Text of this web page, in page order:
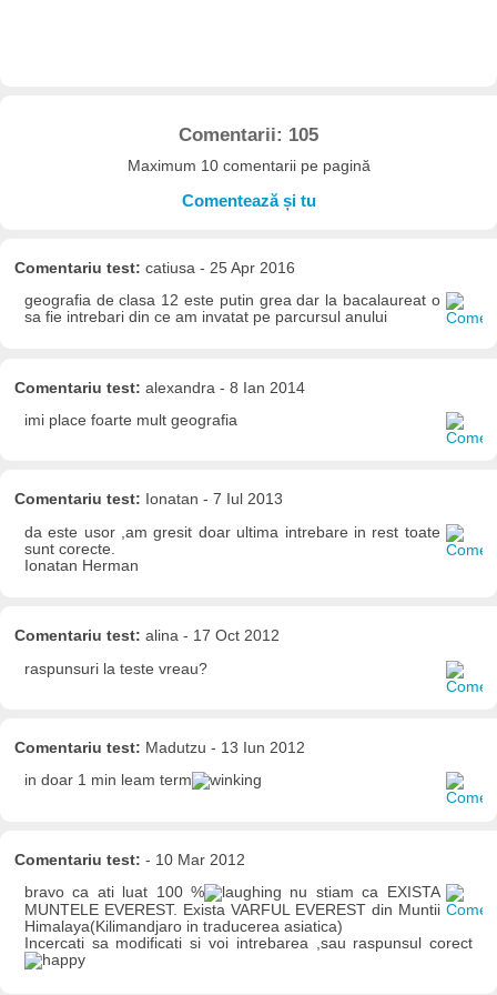
Comentarii: 105
Maximum 10 comentarii pe pagină
Comentează și tu
Comentariu test: catiusa - 25 Apr 2016
geografia de clasa 12 este putin grea dar la bacalaureat o
sa fie intrebari din ce am invatat pe parcursul anului
Comentariu test: alexandra - 8 Ian 2014
imi place foarte mult geografia
Comentariu test: Ionatan - 7 Iul 2013
da este usor ,am gresit doar ultima intrebare in rest toate
sunt corecte.
Ionatan Herman
Comentariu test: alina - 17 Oct 2012
raspunsuri la teste vreau?
Comentariu test: Madutzu - 13 Iun 2012
in doar 1 min leam term
Comentariu test: - 10 Mar 2012
bravo ca ati luat 100 %
nu stiam ca EXISTA
MUNTELE EVEREST. Exista VARFUL EVEREST din Muntii
Himalaya(Kilimandjaro in traducerea asiatica)
Incercati sa modificati si voi intrebarea ,sau raspunsul corect